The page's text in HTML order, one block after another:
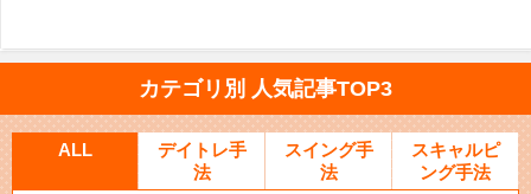
カテゴリ別 人気記事TOP3
ALL
デイトレ手
法
スイング手
法
スキャルピ
ング手法